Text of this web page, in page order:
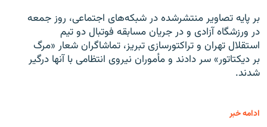
بر پایه تصاویر منتشرشده در شبکه‌های اجتماعی، روز جمعه
در ورزشگاه آزادی و در جریان مسابقه فوتبال دو تیم
استقلال تهران و تراکتورسازی تبریز، تماشاگران شعار «مرگ
بر دیکتاتور» سر دادند و مأموران نیروی انتظامی با آنها درگیر
شدند.
ادامه خبر